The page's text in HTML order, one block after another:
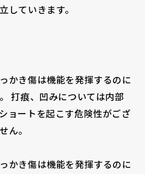
していきます。
かき傷は機能を発揮するのに
打痕、凹みについては内部
ョートを起こす危険性がござ
ん。
かき傷は機能を発揮するのに